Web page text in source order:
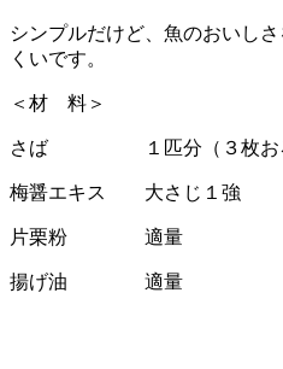
シンプルだけど、魚のおいし
くいです。
＜材 料＞
さば １匹分（３枚おろ
梅醤エキス 大さじ１強
片栗粉 適量
揚げ油 適量